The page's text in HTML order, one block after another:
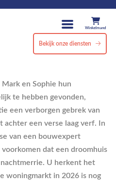
Winkelmand
Bekijk onze diensten
en Sophie hun
te hebben gevonden,
een verborgen gebrek van
achter een verse laag verf. In
van een bouwexpert
dat een droomhuis
U herkent het
woningmarkt in 2026 is nog